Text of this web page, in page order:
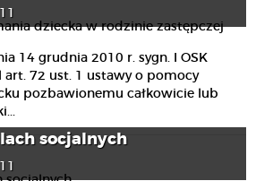
14 grudnia 2010 r. sygn. I OSK
art. 72 ust. 1 ustawy o pomocy
pozbawionemu całkowicie lub
socjalnych